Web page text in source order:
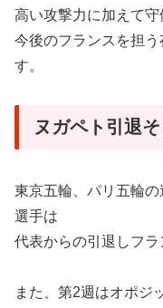
高い攻撃力に加えて守
今後のフランスを担
す。
ヌガペト引退
東京五輪、パリ五輪
選手は
代表からの引退しフラ
また、第2週はオポジ